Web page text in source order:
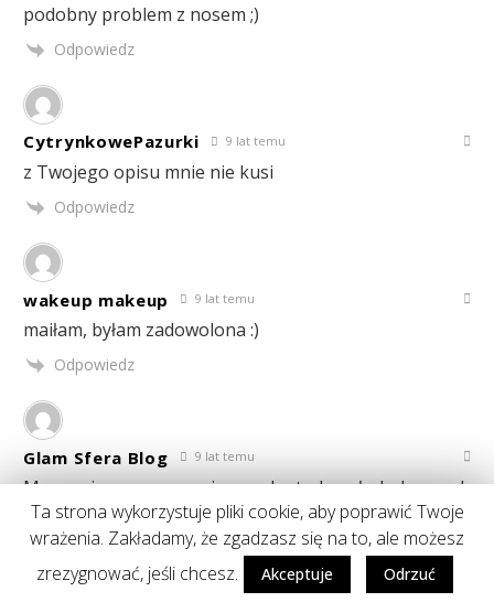
podobny problem z nosem ;)
Odpowiedz
CytrynkowePazurki 9 lat temu
z Twojego opisu mnie nie kusi
Odpowiedz
wakeup makeup 9 lat temu
maiłam, byłam zadowolona :)
Odpowiedz
Glam Sfera Blog 9 lat temu
Mam mieszane uczucia co do tych całych kupnych
masek z węglem i momentów ich dosłownego
"zrywania" z twarzy. Czasami ciężko się nie popłakać,
wydaje mi się, że skóra wtedy mocno cierpi i że jest to
dość brutalne :c ewentualnie nałożyłabym ją na nos
Ta strona wykorzystuje pliki cookie, aby poprawić Twoje
wrażenia. Zakładamy, że zgadzasz się na to, ale możesz
zrezygnować, jeśli chcesz.
Akceptuje Odrzuć